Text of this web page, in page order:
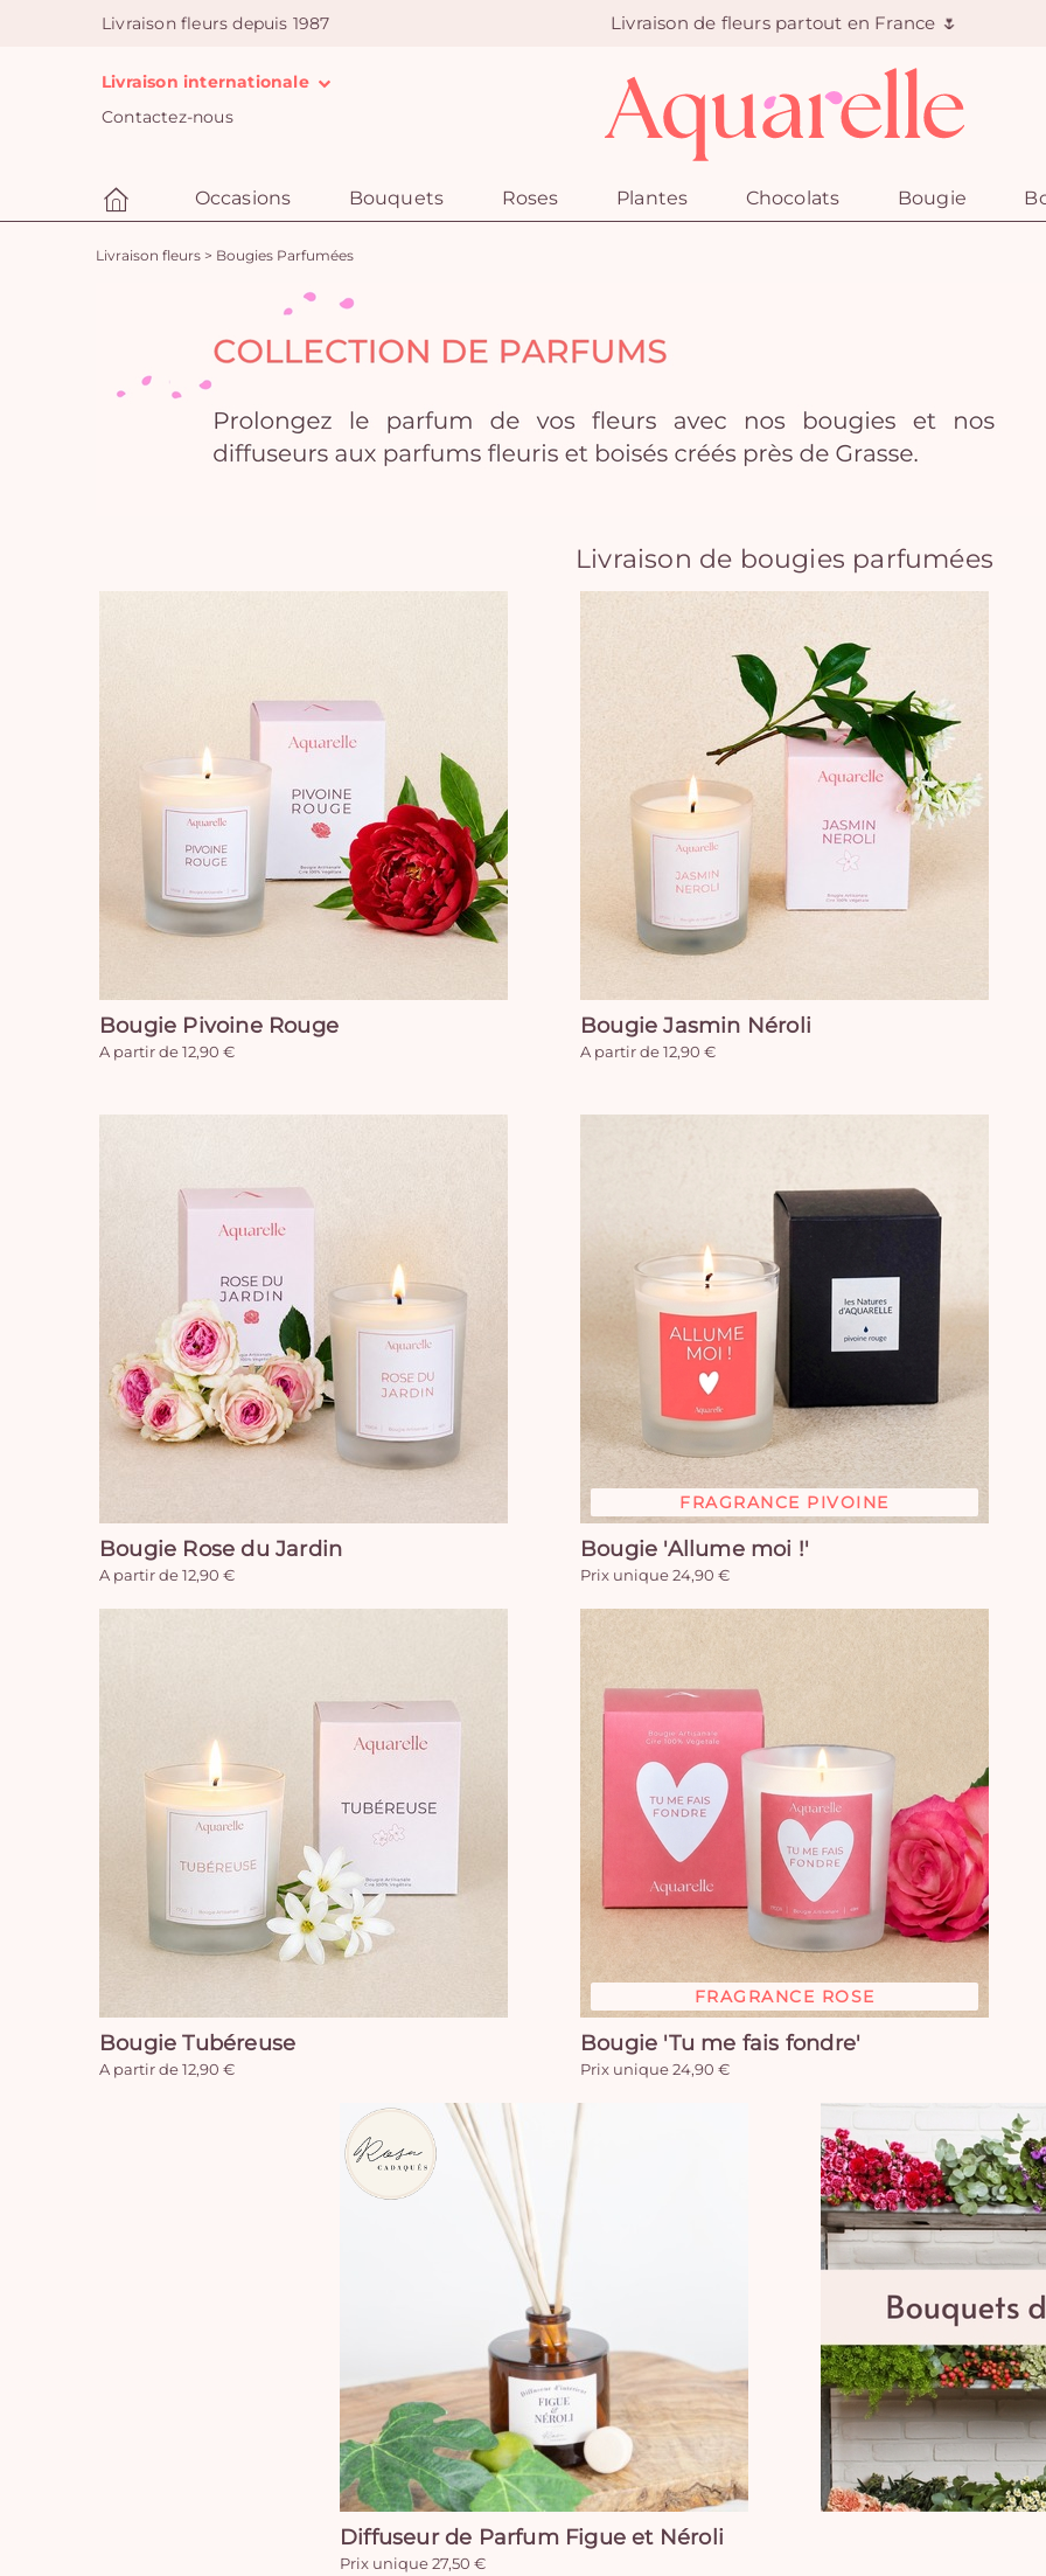
Livraison fleurs depuis 1987 Livraison de fleurs partout en France 🌷
Livraison internationale
Contactez-nous
Occasions Bouquets Roses Plantes Chocolats Bougie
Livraison fleurs > Bougies Parfumées
Livraison de bougies parfumées
Bougie Pivoine Rouge
A partir de 12,90 €
Bougie Jasmin Néroli
A partir de 12,90 €
Bougie Rose du Jardin
A partir de 12,90 €
FRAGRANCE PIVOINE
Bougie 'Allume moi !'
Prix unique 24,90 €
Bougie Tubéreuse
A partir de 12,90 €
FRAGRANCE ROSE
Bougie 'Tu me fais fondre'
Prix unique 24,90 €
Diffuseur de Parfum Figue et Néroli
Prix unique 27,50 €